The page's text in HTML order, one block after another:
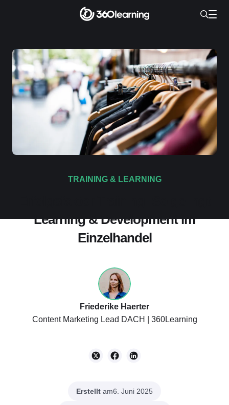
TRAINING & LEARNING
Learning & Development im
Einzelhandel
Friederike Haerter
Content Marketing Lead DACH | 360Learning
Erstellt am6. Juni 2025